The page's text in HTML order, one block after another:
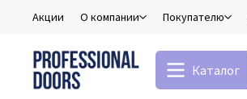
Акции О компании Покупателю
Каталог